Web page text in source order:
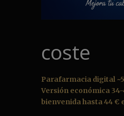
coste
Parafarmacia digital
Versión económica
bienvenida hasta 44 €